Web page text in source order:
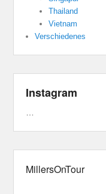
Thailand
Vietnam
Verschiedenes
Instagram
MillersOnTour